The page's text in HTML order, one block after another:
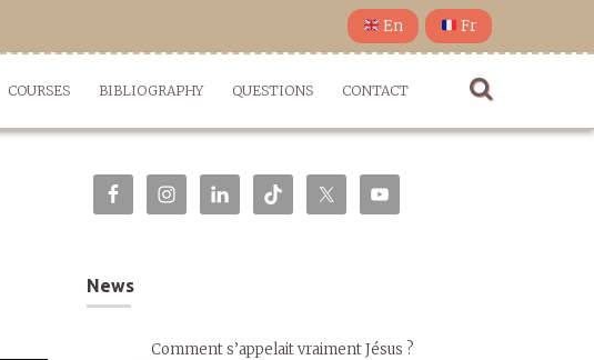
En Fr
COURSES BIBLIOGRAPHY QUESTIONS CONTACT
News
Comment s’appelait vraiment Jésus ?